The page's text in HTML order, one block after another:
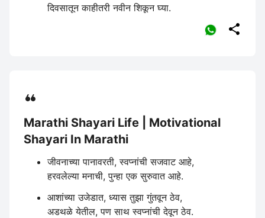
दिवसातून काहीतरी नवीन शिकून घ्या.

Marathi Shayari Life | Motivational
Shayari In Marathi
जीवनाच्या पानावरती, स्वप्नांची सजवाट आहे,
हरवलेल्या मनाची, पुन्हा एक सुरुवात आहे.
आशांच्या उजेडात, ध्यास तुझा गुंतवून ठेव,
अडथळे येतील, पण साथ स्वप्नांची देवून ठेव.